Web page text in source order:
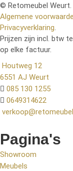
© Retomeubel Weurt.
Algemene
Privacyverklaring
Prijzen zijn incl. btw
op elke factuur.
Houtweg 12
6551 AJ Weurt
085 130 1255
0649314622
Pagina's
Showroom
Meubels